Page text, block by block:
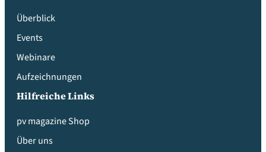
Überblick
Events
Webinare
Aufzeichnungen
Hilfreiche Links
pv magazine Shop
Über uns